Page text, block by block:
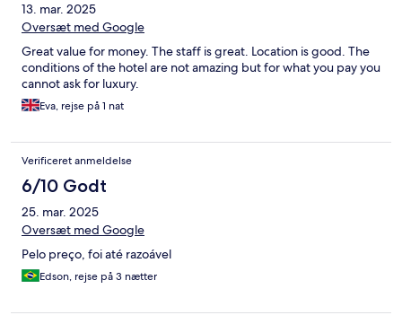
13. mar. 2025
Oversæt med Google
Great value for money. The staff is great. Location is good. The
conditions of the hotel are not amazing but for what you pay you
cannot ask for luxury.
Eva, rejse på 1 nat
Verificeret anmeldelse
6/10 Godt
25. mar. 2025
Oversæt med Google
Pelo preço, foi até razoável
Edson, rejse på 3 nætter